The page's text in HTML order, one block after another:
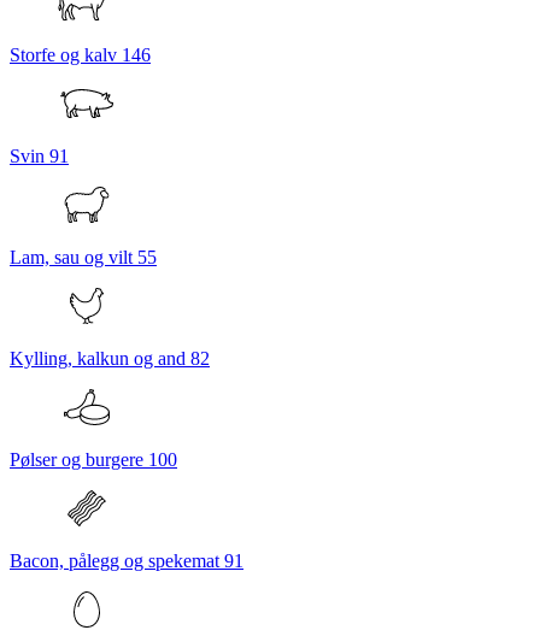
Storfe og kalv 146
Svin 91
Lam, sau og vilt 55
Kylling, kalkun og and 82
Pølser og burgere 100
Bacon, pålegg og spekemat 91